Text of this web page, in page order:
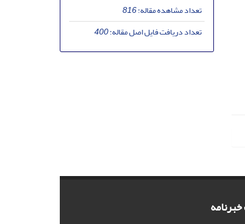
تعداد مشاهده مقاله:816
تعداد دریافت فایل اصل مقاله:400